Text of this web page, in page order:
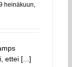
heinäkuun,
ettei [...]